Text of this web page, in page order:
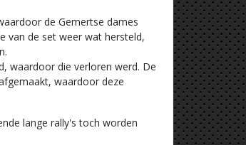
de Gemertse dames
van de set weer wat hersteld,
waardoor die verloren werd. De
waardoor deze
lange rally's toch worden